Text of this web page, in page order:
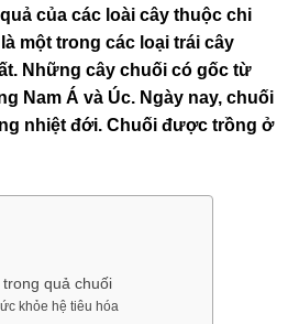
của các loài cây thuộc chi
một trong các loại trái cây
Những cây chuối có gốc từ
Nam Á và Úc. Ngày nay, chuối
nhiệt đới. Chuối được trồng ở
quả chuối
khỏe hệ tiêu hóa